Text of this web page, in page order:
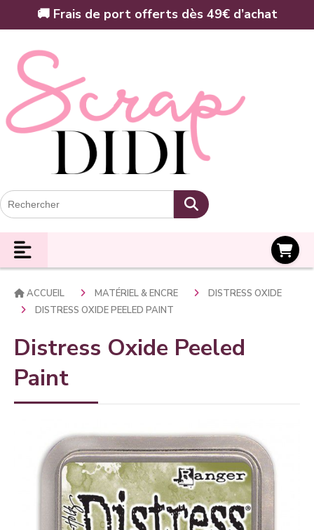
🚚 Frais de port offerts dès 49€ d’achat
ACCUEIL MATÉRIEL & ENCRE
DISTRESS OXIDE
DISTRESS OXIDE PEELED PAINT
Distress Oxide Peeled
Paint